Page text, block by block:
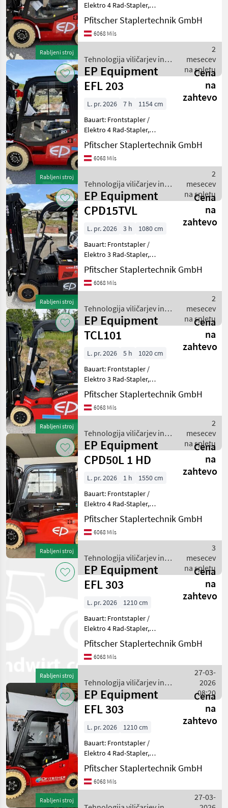
Rabljeni stroj
Elektro 4 Rad-Stapler,
Tragkraft: 2000kg, Hubhöhe:
5500mm, Bauhöhe:
2600mm, Freihub: 1575mm,
Batterie: Lithium-Ionen Bj. 2
Pfitscher Staplertechnik GmbH
6068 Mils
Tehnologija viličarjev in
skladišča / EP Equipment
2
mesecev
na spletu
Rabljeni stroj
EP Equipment
EFL 203
Cena
na
zahtevo
L. pr. 2026 7 h
1154 cm
Bauart: Frontstapler /
Elektro 4 Rad-Stapler,
Tragkraft: 2000kg, Hubhöhe:
4800mm, Bauhöhe:
2265mm, Freihub: 1240mm,
Batterie: Lithium-Ionen Bj. 2
Pfitscher Staplertechnik GmbH
6068 Mils
Tehnologija viličarjev in
skladišča / EP Equipment
2
mesecev
na spletu
Rabljeni stroj
EP Equipment
CPD15TVL
Cena
na
zahtevo
L. pr. 2026 3 h
1080 cm
Bauart: Frontstapler /
Elektro 3 Rad-Stapler,
Tragkraft: 1500kg, Hubhöhe:
4800mm, Bauhöhe:
2200mm, Freihub: 1460mm,
Batterie: Lithium-Ionen Bj. 2
Pfitscher Staplertechnik GmbH
6068 Mils
Tehnologija viličarjev in
skladišča / EP Equipment
2
mesecev
na spletu
Rabljeni stroj
EP Equipment
TCL101
Cena
na
zahtevo
L. pr. 2026 5 h
1020 cm
Bauart: Frontstapler /
Elektro 3 Rad-Stapler,
Tragkraft: 1000kg, Hubhöhe:
4300mm, Bauhöhe:
1963mm, Freihub: 1000mm,
Batterie: EP Lithium-Ionen
Bj
Pfitscher Staplertechnik GmbH
6068 Mils
Tehnologija viličarjev in
skladišča / EP Equipment
2
mesecev
na spletu
Rabljeni stroj
EP Equipment
CPD50L 1 HD
Cena
na
zahtevo
L. pr. 2026 1 h
1550 cm
Bauart: Frontstapler /
Elektro 4 Rad-Stapler,
Tragkraft: 5000kg, Hubhöhe:
6000mm, Bauhöhe:
2850mm, Freihub: 1665mm,
Batterie: Lithium-Ionen Bj. 2
Pfitscher Staplertechnik GmbH
6068 Mils
Tehnologija viličarjev in
skladišča / EP Equipment
3
mesecev
na spletu
Rabljeni stroj
EP Equipment
EFL 303
Cena
na
zahtevo
L. pr. 2026
1210 cm
Bauart: Frontstapler /
Elektro 4 Rad-Stapler,
Tragkraft: 3000kg, Hubhöhe:
6000mm, Bauhöhe:
2850mm, Freihub: 2160mm,
Batterie: Lithium-Ionen Bj. 2
Pfitscher Staplertechnik GmbH
6068 Mils
Tehnologija viličarjev in
skladišča / EP Equipment
27-03-
2026
08:20
Rabljeni stroj
EP Equipment
EFL 303
Cena
na
zahtevo
L. pr. 2026
1210 cm
Bauart: Frontstapler /
Elektro 4 Rad-Stapler,
Tragkraft: 3000kg, Hubhöhe:
5500mm, Bauhöhe:
2600mm, Freihub: 1910mm,
Batterie: Lithium-Ionen Bj. 2
Pfitscher Staplertechnik GmbH
6068 Mils
27-03-